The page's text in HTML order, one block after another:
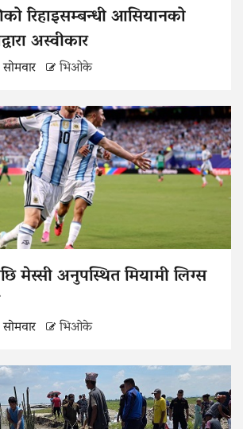
रिहाइसम्बन्धी आसियानको
अस्वीकार
भिओके
मेस्सी अनुपस्थित मियामी लिग्स
भिओके